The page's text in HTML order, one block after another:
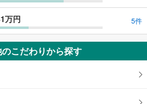
万円 5件
こだわりから探す